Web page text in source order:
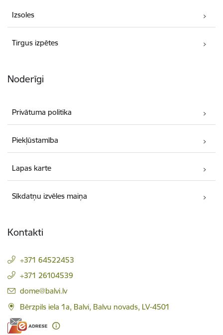
Izsoles
Tirgus izpētes
Noderīgi
Privātuma politika
Piekļūstamība
Lapas karte
Sīkdatņu izvēles maiņa
Kontakti
+371 64522453
+371 26104539
E-pasts:
dome@balvi.lv
Bērzpils iela 1a, Balvi, Balvu novads, LV-4501